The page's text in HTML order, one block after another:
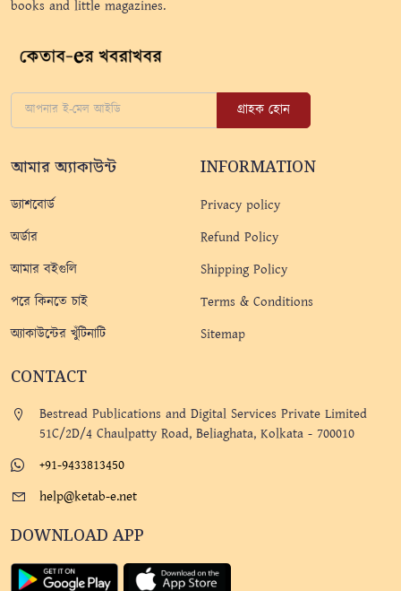
books and little magazines.
গ্রাহক হোন
আমার অ্যাকাউন্ট
ড্যাশবোর্ড
অর্ডার
আমার বইগুলি
পরে কিনতে চাই
অ্যাকাউন্টের খুঁটিনাটি
INFORMATION
Privacy policy
Refund Policy
Shipping Policy
Terms & Conditions
Sitemap
CONTACT
Bestread Publications and Digital Services Private Limited
51C/2D/4 Chaulpatty Road, Beliaghata, Kolkata - 700010
+91-9433813450
help@ketab-e.net
DOWNLOAD APP